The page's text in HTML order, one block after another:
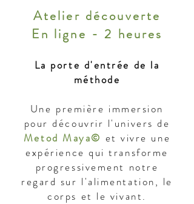
Atelier découverte
En ligne - 2 heures
La porte d'entrée de la
méthode
Une première immersion
pour découvrir l'univers de
Metod Maya© et vivre une
expérience qui transforme
progressivement notre
regard sur l'alimentation, le
corps et le vivant.